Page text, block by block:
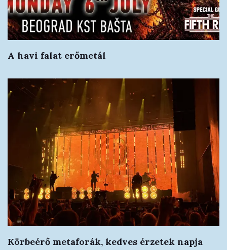
A havi falat erőmetál
Körbeérő metaforák, kedves érzetek napja